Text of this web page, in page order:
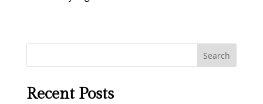
Search
Recent Posts